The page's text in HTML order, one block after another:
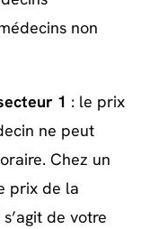
non
1 : le prix
ne peut
Chez un
prix de la
de votre